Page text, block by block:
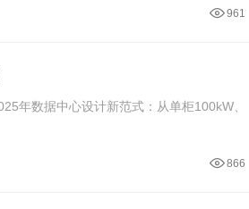
961
年数据中心设计新范式：从单柜100kW、
866